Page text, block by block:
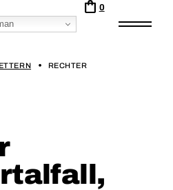
0
RECHTER